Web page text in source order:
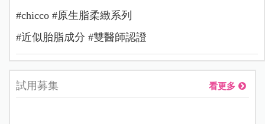
#chicco #原生脂柔緻系列
#近似胎脂成分 #雙醫師認證
試用募集 看更多